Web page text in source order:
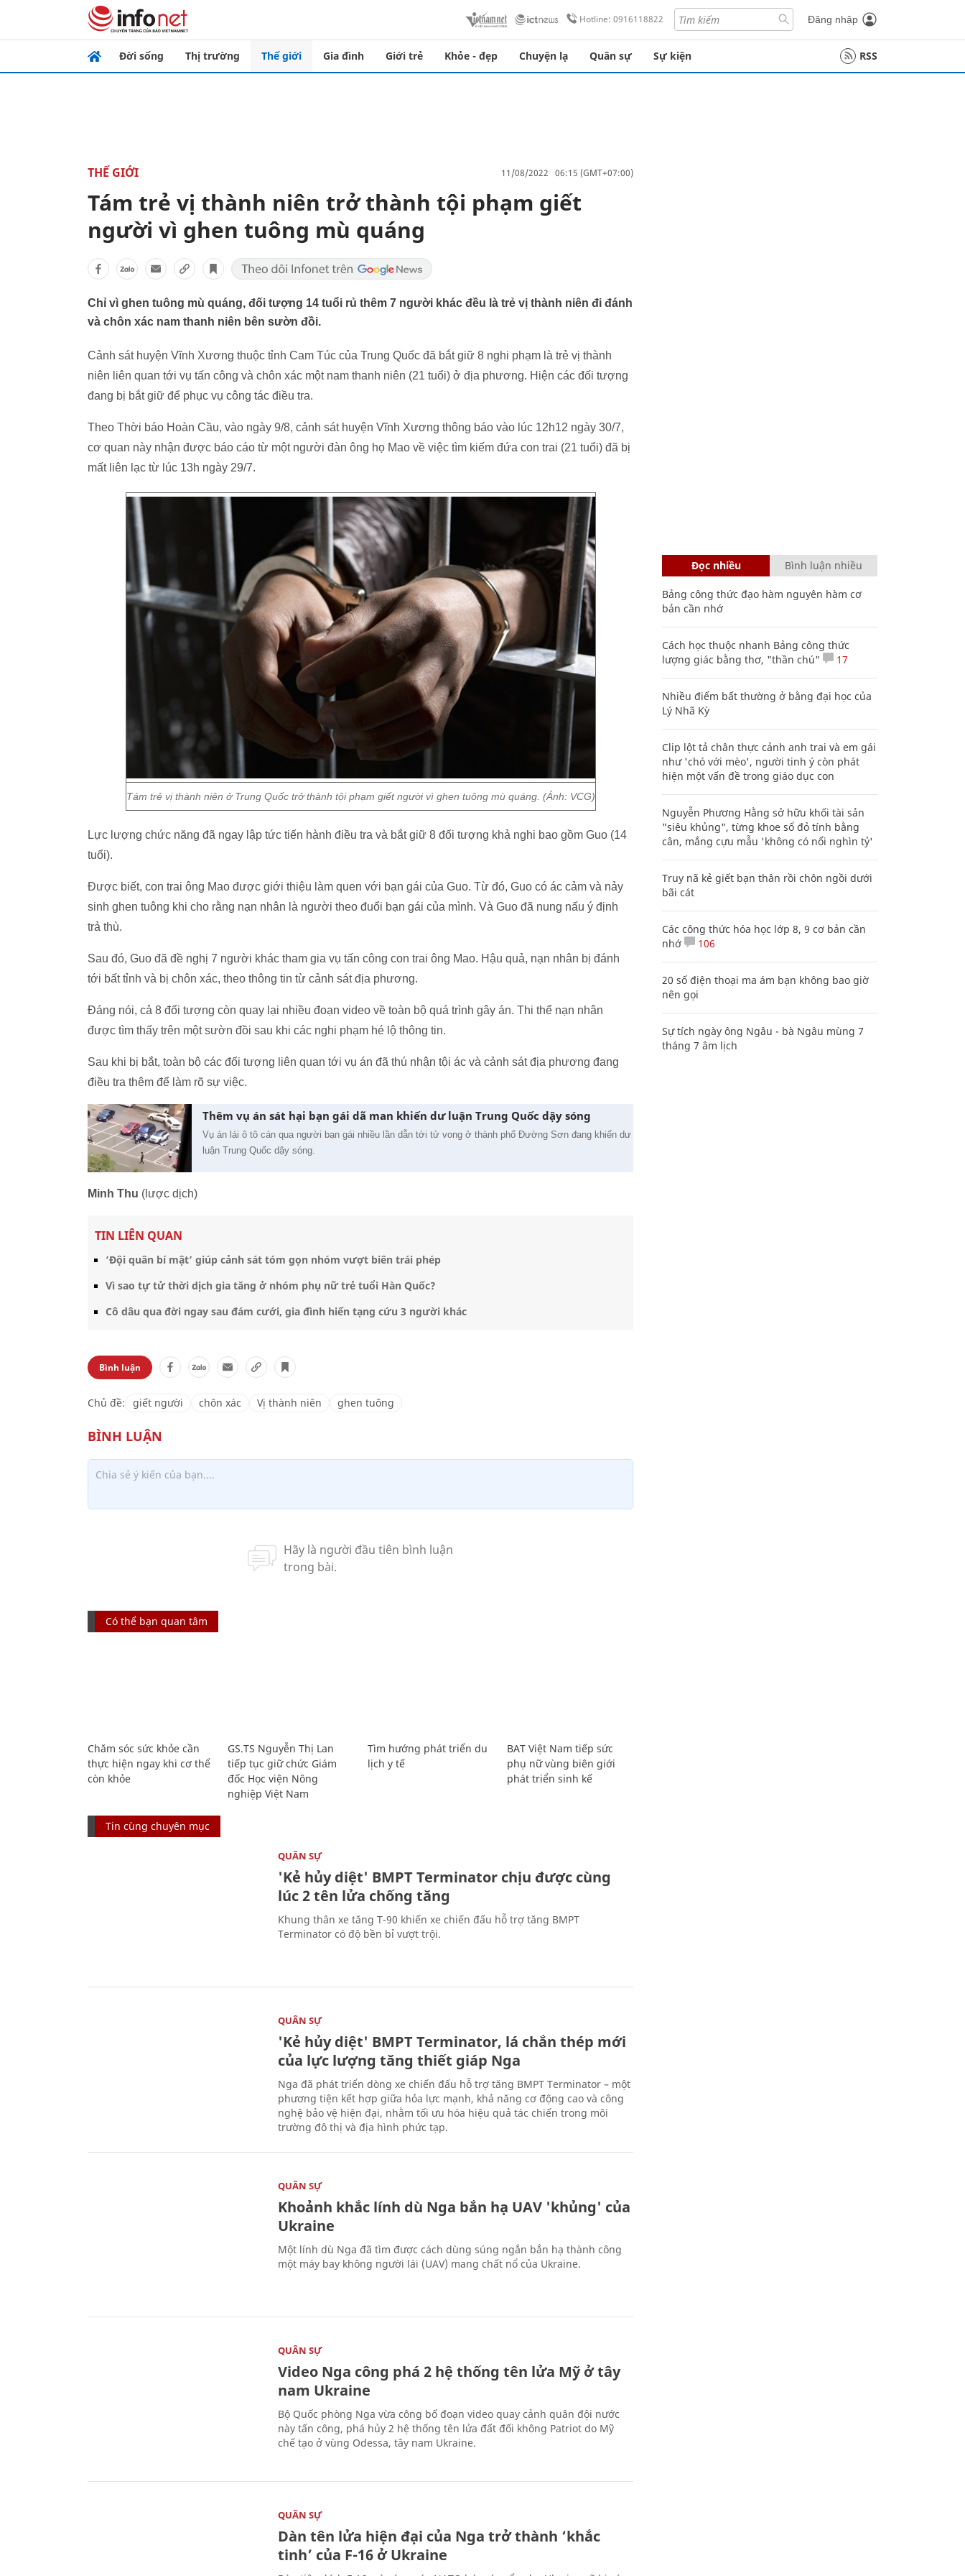
Hotline: 0916118822 Đăng nhập
Đời sống Thị trường Thế giới Gia đình Giới trẻ Khỏe - đẹp Chuyện lạ Quân sự Sự kiện RSS
THẾ GIỚI 11/08/2022 06:15 (GMT+07:00)
Tám trẻ vị thành niên trở thành tội phạm giết
người vì ghen tuông mù quáng
Chỉ vì ghen tuông mù quáng, đối tượng 14 tuổi rủ thêm 7 người khác đều là trẻ vị thành niên đi đánh
và chôn xác nam thanh niên bên sườn đồi.
Cảnh sát huyện Vĩnh Xương thuộc tỉnh Cam Túc của Trung Quốc đã bắt giữ 8 nghi phạm là trẻ vị thành
niên liên quan tới vụ tấn công và chôn xác một nam thanh niên (21 tuổi) ở địa phương. Hiện các đối tượng
đang bị bắt giữ để phục vụ công tác điều tra.
Theo Thời báo Hoàn Cầu, vào ngày 9/8, cảnh sát huyện Vĩnh Xương thông báo vào lúc 12h12 ngày 30/7,
cơ quan này nhận được báo cáo từ một người đàn ông họ Mao về việc tìm kiếm đứa con trai (21 tuổi) đã bị
mất liên lạc từ lúc 13h ngày 29/7.
Tám trẻ vị thành niên ở Trung Quốc trở thành tội phạm giết người vì ghen tuông mù quáng. (Ảnh: VCG)
Lực lượng chức năng đã ngay lập tức tiến hành điều tra và bắt giữ 8 đối tượng khả nghi bao gồm Guo (14
tuổi).
Được biết, con trai ông Mao được giới thiệu làm quen với bạn gái của Guo. Từ đó, Guo có ác cảm và nảy
sinh ghen tuông khi cho rằng nạn nhân là người theo đuổi bạn gái của mình. Và Guo đã nung nấu ý định
trả thù.
Sau đó, Guo đã đề nghị 7 người khác tham gia vụ tấn công con trai ông Mao. Hậu quả, nạn nhân bị đánh
tới bất tỉnh và bị chôn xác, theo thông tin từ cảnh sát địa phương.
Đáng nói, cả 8 đối tượng còn quay lại nhiều đoạn video về toàn bộ quá trình gây án. Thi thể nạn nhân
được tìm thấy trên một sườn đồi sau khi các nghi phạm hé lộ thông tin.
Sau khi bị bắt, toàn bộ các đối tượng liên quan tới vụ án đã thú nhận tội ác và cảnh sát địa phương đang
điều tra thêm để làm rõ sự việc.
Thêm vụ án sát hại bạn gái dã man khiến dư luận Trung Quốc dậy sóng
Vụ án lái ô tô cán qua người bạn gái nhiều lần dẫn tới tử vong ở thành phố Đường Sơn đang khiến dư
luận Trung Quốc dậy sóng.
Minh Thu (lược dịch)
TIN LIÊN QUAN
‘Đội quân bí mật’ giúp cảnh sát tóm gọn nhóm vượt biên trái phép
Vì sao tự tử thời dịch gia tăng ở nhóm phụ nữ trẻ tuổi Hàn Quốc?
Cô dâu qua đời ngay sau đám cưới, gia đình hiến tạng cứu 3 người khác
Bình luận
Chủ đề: giết người chôn xác Vị thành niên ghen tuông
Có thể bạn quan tâm
Chăm sóc sức khỏe cần
thực hiện ngay khi cơ thể
còn khỏe
GS.TS Nguyễn Thị Lan
tiếp tục giữ chức Giám
đốc Học viện Nông
nghiệp Việt Nam
Tìm hướng phát triển du
lịch y tế
BAT Việt Nam tiếp sức
phụ nữ vùng biên giới
phát triển sinh kế
Tin cùng chuyên mục
QUÂN SỰ
'Kẻ hủy diệt' BMPT Terminator chịu được cùng
lúc 2 tên lửa chống tăng
Khung thân xe tăng T-90 khiến xe chiến đấu hỗ trợ tăng BMPT
Terminator có độ bền bỉ vượt trội.
QUÂN SỰ
'Kẻ hủy diệt' BMPT Terminator, lá chắn thép mới
của lực lượng tăng thiết giáp Nga
Nga đã phát triển dòng xe chiến đấu hỗ trợ tăng BMPT Terminator – một
phương tiện kết hợp giữa hỏa lực mạnh, khả năng cơ động cao và công
nghệ bảo vệ hiện đại, nhằm tối ưu hóa hiệu quả tác chiến trong môi
trường đô thị và địa hình phức tạp.
QUÂN SỰ
Khoảnh khắc lính dù Nga bắn hạ UAV 'khủng' của
Ukraine
Một lính dù Nga đã tìm được cách dùng súng ngắn bắn hạ thành công
một máy bay không người lái (UAV) mang chất nổ của Ukraine.
QUÂN SỰ
Video Nga công phá 2 hệ thống tên lửa Mỹ ở tây
nam Ukraine
Bộ Quốc phòng Nga vừa công bố đoạn video quay cảnh quân đội nước
này tấn công, phá hủy 2 hệ thống tên lửa đất đối không Patriot do Mỹ
chế tạo ở vùng Odessa, tây nam Ukraine.
QUÂN SỰ
Dàn tên lửa hiện đại của Nga trở thành ‘khắc
tinh’ của F-16 ở Ukraine
Đọc nhiều Bình luận nhiều
Bảng công thức đạo hàm nguyên hàm cơ
bản cần nhớ
Cách học thuộc nhanh Bảng công thức
lượng giác bằng thơ, "thần chú"
17
Nhiều điểm bất thường ở bằng đại học của
Lý Nhã Kỳ
Clip lột tả chân thực cảnh anh trai và em gái
như 'chó với mèo', người tinh ý còn phát
hiện một vấn đề trong giáo dục con
Nguyễn Phương Hằng sở hữu khối tài sản
"siêu khủng", từng khoe sổ đỏ tính bằng
cân, mắng cựu mẫu 'không có nổi nghìn tỷ'
Truy nã kẻ giết bạn thân rồi chôn ngồi dưới
bãi cát
Các công thức hóa học lớp 8, 9 cơ bản cần
nhớ
106
20 số điện thoại ma ám bạn không bao giờ
nên gọi
Sự tích ngày ông Ngâu - bà Ngâu mùng 7
tháng 7 âm lịch